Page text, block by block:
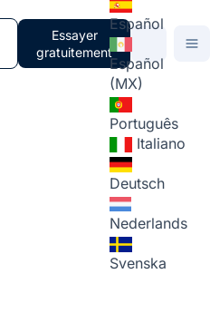
Essayer
gratuitement
Español
Español
(MX)
Português
Italiano
Deutsch
Nederlands
Svenska